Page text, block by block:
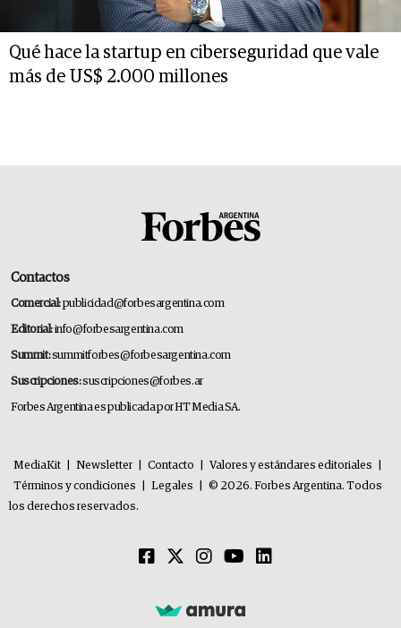
Qué hace la startup en ciberseguridad que vale
más de US$ 2.000 millones
Contactos
Comercial:publicidad@forbesargentina.com
Editorial:info@forbesargentina.com
Summit:summitforbes@forbesargentina.com
Suscripciones:suscripciones@forbes.ar
Forbes Argentina es publicada por HT Media SA.
MediaKit Newsletter Contacto Valores y estándares editoriales
Términos y condiciones
Legales
© 2026. Forbes Argentina. Todos
los derechos reservados.